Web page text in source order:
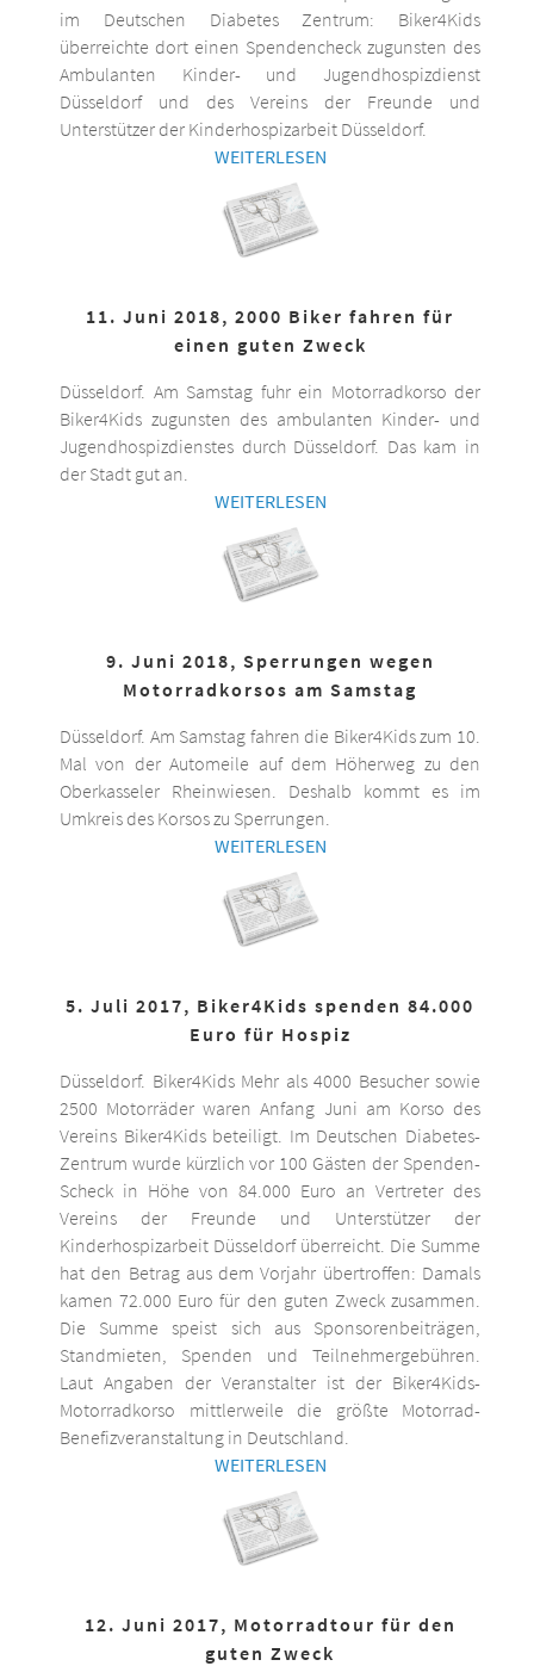
im Deutschen Diabetes Zentrum: Biker4Kids
überreichte dort einen Spendencheck zugunsten des
Ambulanten Kinder- und Jugendhospizdienst
Düsseldorf und des Vereins der Freunde und
Unterstützer der Kinderhospizarbeit Düsseldorf.
WEITERLESEN
11. Juni 2018, 2000 Biker fahren für
einen guten Zweck
Düsseldorf. Am Samstag fuhr ein Motorradkorso der
Biker4Kids zugunsten des ambulanten Kinder- und
Jugendhospizdienstes durch Düsseldorf. Das kam in
der Stadt gut an.
WEITERLESEN
9. Juni 2018, Sperrungen wegen
Motorradkorsos am Samstag
Düsseldorf. Am Samstag fahren die Biker4Kids zum 10.
Mal von der Automeile auf dem Höherweg zu den
Oberkasseler Rheinwiesen. Deshalb kommt es im
Umkreis des Korsos zu Sperrungen.
WEITERLESEN
5. Juli 2017, Biker4Kids spenden 84.000
Euro für Hospiz
Düsseldorf. Biker4Kids Mehr als 4000 Besucher sowie
2500 Motorräder waren Anfang Juni am Korso des
Vereins Biker4Kids beteiligt. Im Deutschen Diabetes-
Zentrum wurde kürzlich vor 100 Gästen der Spenden-
Scheck in Höhe von 84.000 Euro an Vertreter des
Vereins der Freunde und Unterstützer der
Kinderhospizarbeit Düsseldorf überreicht. Die Summe
hat den Betrag aus dem Vorjahr übertroffen: Damals
kamen 72.000 Euro für den guten Zweck zusammen.
Die Summe speist sich aus Sponsorenbeiträgen,
Standmieten, Spenden und Teilnehmergebühren.
Laut Angaben der Veranstalter ist der Biker4Kids-
Motorradkorso mittlerweile die größte Motorrad-
Benefizveranstaltung in Deutschland.
WEITERLESEN
12. Juni 2017, Motorradtour für den
guten Zweck